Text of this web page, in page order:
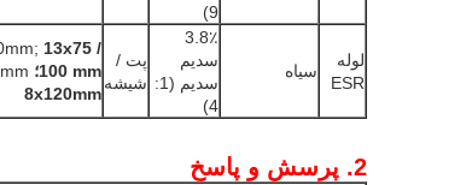
9)
لوله
ESR
سیاه
3.8٪
سدیم
سدیم (1:
4)
پت /
شیشه
13x75 /
100 mm؛
8x120mm
2. پرسش و پاسخ